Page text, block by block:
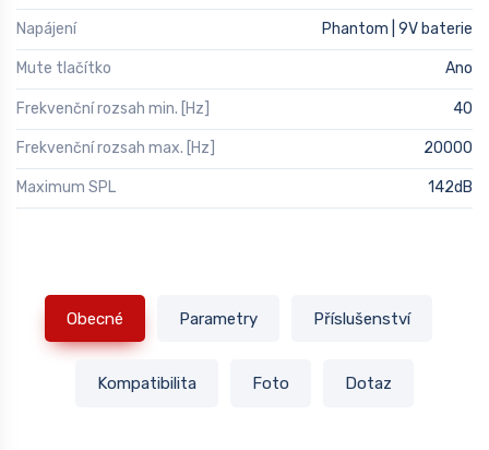
Napájení Phantom | 9V baterie
Mute tlačítko Ano
Frekvenční rozsah min. [Hz] 40
Frekvenční rozsah max. [Hz] 20000
Maximum SPL 142dB
Obecné Parametry Příslušenství
Kompatibilita Foto Dotaz